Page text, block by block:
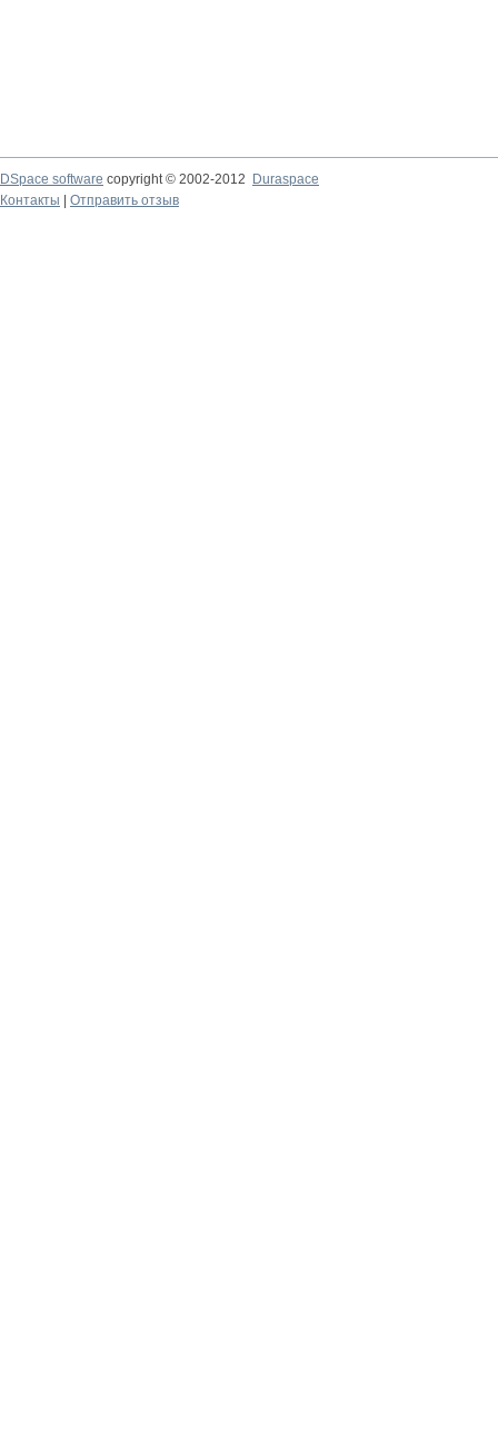
DSpace software copyright © 2002-2012
Duraspace
Контакты
Отправить отзыв